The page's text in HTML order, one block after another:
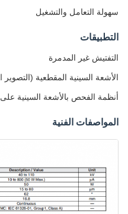
سهولة التعامل والتشغيل
التطبيقات
التفتيش غير المدمرة
الأشعة السينية المقطعية
أنظمة الفحص بالأشعة السينية
المواصفات الفنية